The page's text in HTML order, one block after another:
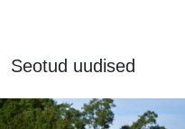
Seotud uudised